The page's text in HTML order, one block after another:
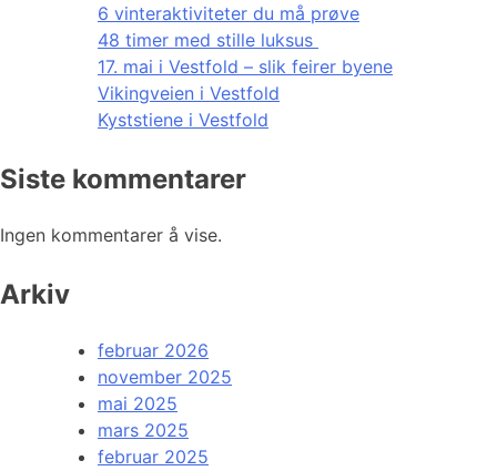
6 vinteraktiviteter du må prøve
48 timer med stille luksus
17. mai i Vestfold – slik feirer byene
Vikingveien i Vestfold
Kyststiene i Vestfold
Siste kommentarer
Ingen kommentarer å vise.
Arkiv
februar 2026
november 2025
mai 2025
mars 2025
februar 2025